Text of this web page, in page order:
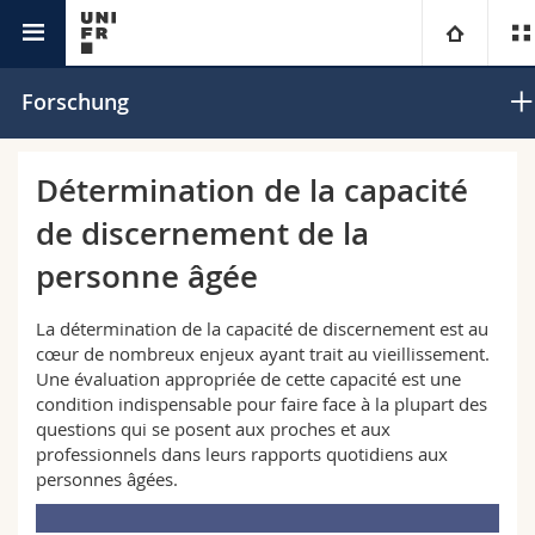
Universität
Campus
Forschung
Universität
Weiterbildung
Theologische Fak.
Rechtswissenschaftliche Fak.
Wirtschafts- und Sozialwissenschaftliche Fak.
Philosophische Fak.
Fak. für Erziehungs- und Bildungswissenschaften
Informationen für
Studieninteressierte
Studierende
Medien
Forschende
Ressourcen
Personenverzeichnis
Ortsplan
Bibliotheken
Interfakultär
Forschung
Détermination de la capacité
de discernement de la
personne âgée
La détermination de la capacité de discernement est au
cœur de nombreux enjeux ayant trait au vieillissement.
Une évaluation appropriée de cette capacité est une
condition indispensable pour faire face à la plupart des
questions qui se posent aux proches et aux
professionnels dans leurs rapports quotidiens aux
personnes âgées.